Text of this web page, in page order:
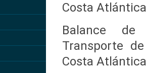
Costa Atlántica
Balance de
Transporte
Costa Atlántica